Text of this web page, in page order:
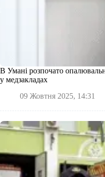
В Умані розпочато
у медзакладах
09 Жовтня 2025, 14:31